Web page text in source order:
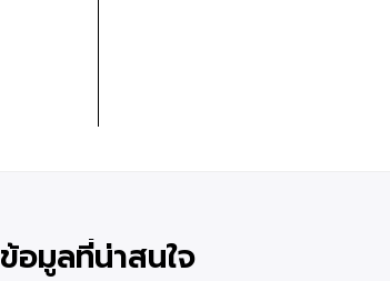
ข้อมูลที่น่าสนใจ